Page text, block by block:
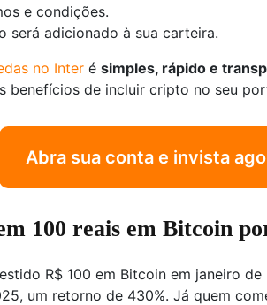
e condições.
será adicionado à sua carteira.
no Inter é simples, rápido e
benefícios de incluir cripto no seu
Abra sua conta e invista
100 reais em Bitcoin
R$ 100 em Bitcoin em janeiro
um retorno de 430%. Já quem